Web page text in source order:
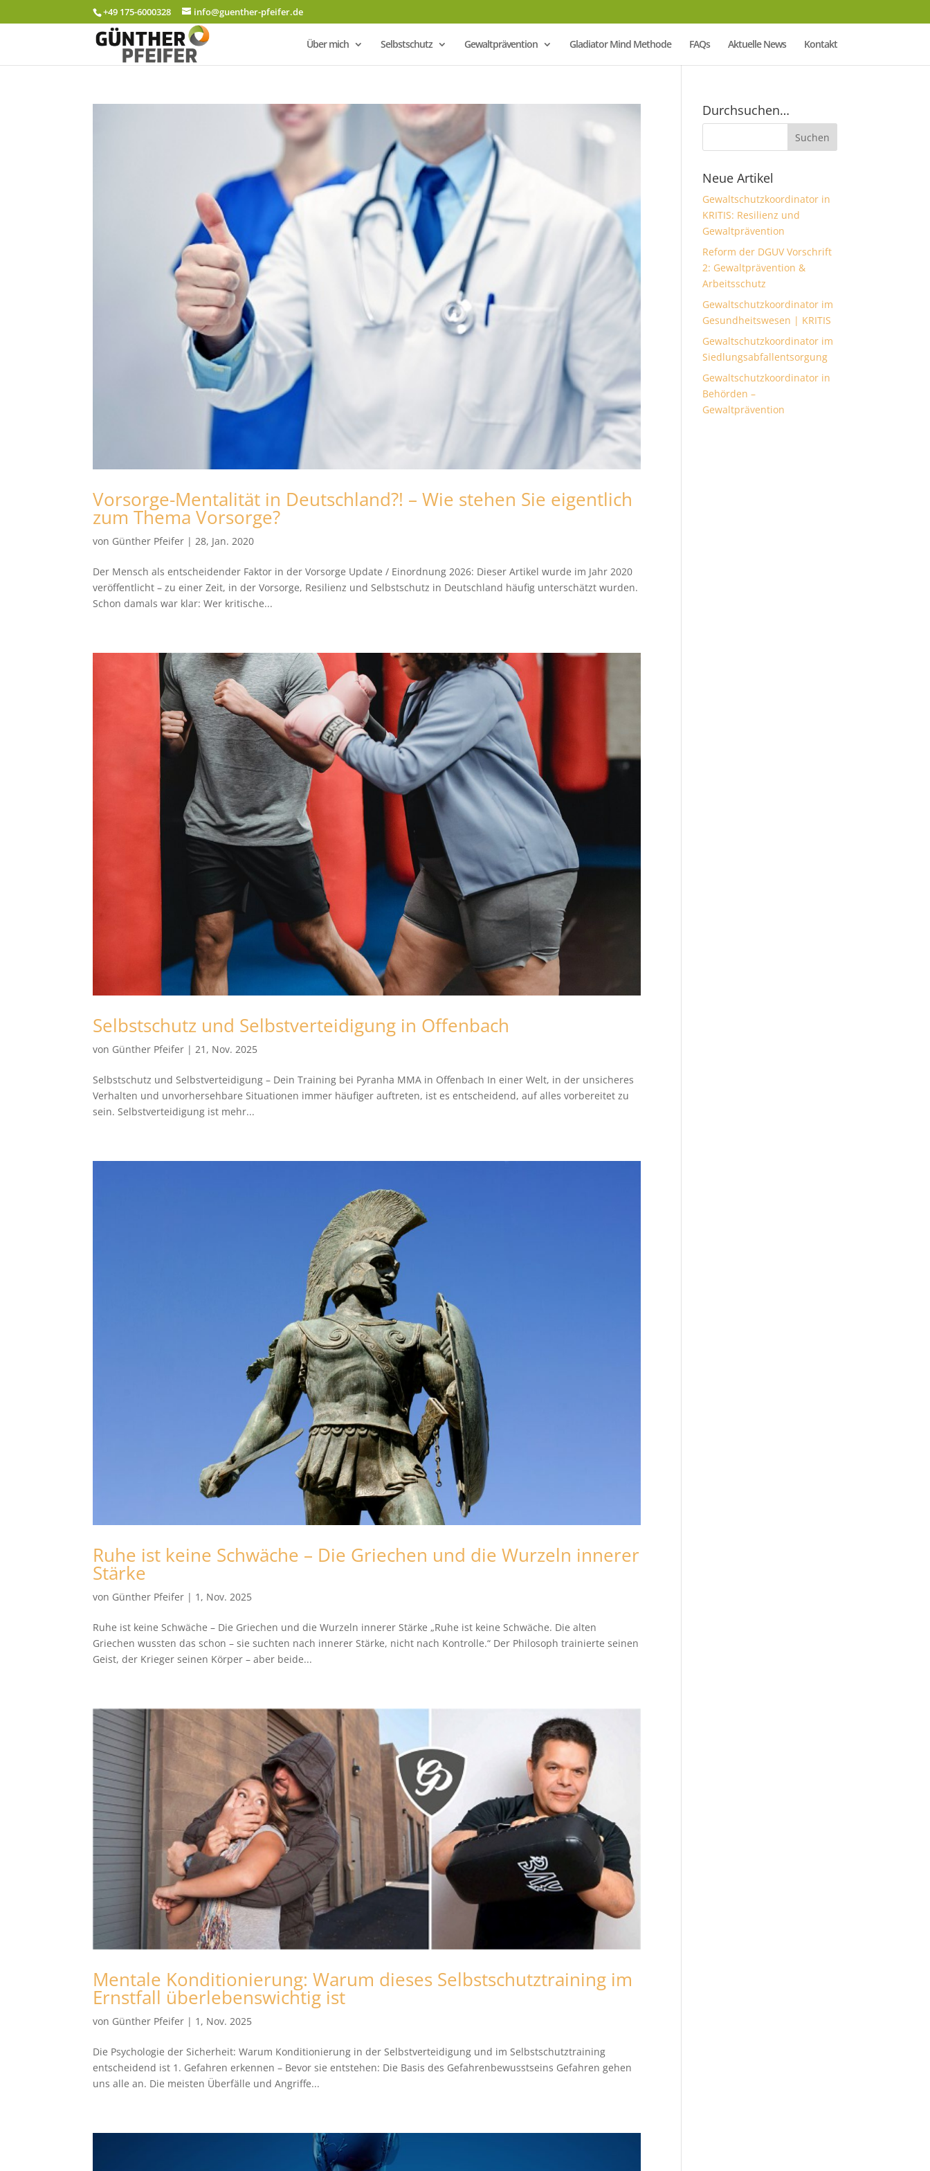
+49 175-6000328 info@guenther-pfeifer.de
Über mich Selbstschutz Gewaltprävention Gladiator Mind Methode FAQs Aktuelle News Kontakt
Vorsorge-Mentalität in Deutschland?! – Wie stehen Sie eigentlich
zum Thema Vorsorge?
von Günther Pfeifer |28, Jan. 2020
Der Mensch als entscheidender Faktor in der Vorsorge Update / Einordnung 2026: Dieser Artikel wurde im Jahr 2020
veröffentlicht – zu einer Zeit, in der Vorsorge, Resilienz und Selbstschutz in Deutschland häufig unterschätzt wurden.
Schon damals war klar: Wer kritische...
Selbstschutz und Selbstverteidigung in Offenbach
von Günther Pfeifer |21, Nov. 2025
Selbstschutz und Selbstverteidigung – Dein Training bei Pyranha MMA in Offenbach In einer Welt, in der unsicheres
Verhalten und unvorhersehbare Situationen immer häufiger auftreten, ist es entscheidend, auf alles vorbereitet zu
sein. Selbstverteidigung ist mehr...
Ruhe ist keine Schwäche – Die Griechen und die Wurzeln innerer
Stärke
von Günther Pfeifer | 1, Nov. 2025
Ruhe ist keine Schwäche – Die Griechen und die Wurzeln innerer Stärke „Ruhe ist keine Schwäche. Die alten
Griechen wussten das schon – sie suchten nach innerer Stärke, nicht nach Kontrolle.“ Der Philosoph trainierte seinen
Geist, der Krieger seinen Körper – aber beide...
Mentale Konditionierung: Warum dieses Selbstschutztraining im
Ernstfall überlebenswichtig ist
von Günther Pfeifer | 1, Nov. 2025
Die Psychologie der Sicherheit: Warum Konditionierung in der Selbstverteidigung und im Selbstschutztraining
entscheidend ist 1. Gefahren erkennen – Bevor sie entstehen: Die Basis des Gefahrenbewusstseins Gefahren gehen
uns alle an. Die meisten Überfälle und Angriffe...
Durchsuchen…
Neue Artikel
Gewaltschutzkoordinator in
KRITIS: Resilienz und
Gewaltprävention
Reform der DGUV Vorschrift
2: Gewaltprävention &
Arbeitsschutz
Gewaltschutzkoordinator im
Gesundheitswesen | KRITIS
Gewaltschutzkoordinator im
Siedlungsabfallentsorgung
Gewaltschutzkoordinator in
Behörden –
Gewaltprävention